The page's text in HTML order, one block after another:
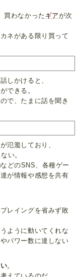
買わなかった ギアが次
ネがある限り買って
しかけると、
できる。
で、たまに話を聞き
氾濫しており、
い。
どのSNS、各種ゲー
が情報や感想を共有
レイングを省みず敗
ように動いてくれな
パワー数に達しない
。